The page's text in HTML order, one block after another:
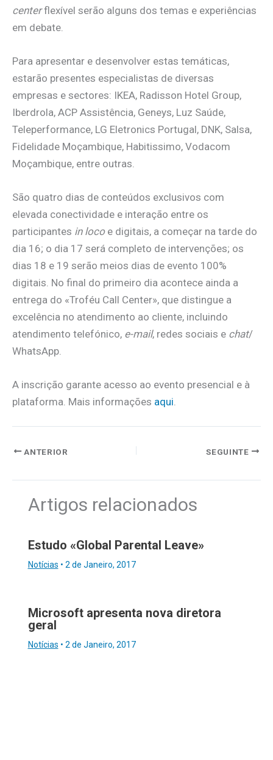
centerflexível serão alguns dos temas e experiências
em debate.
Para apresentar e desenvolver estas temáticas,
estarão presentes especialistas de diversas
empresas e sectores: IKEA, Radisson Hotel Group,
Iberdrola, ACP Assistência, Geneys, Luz Saúde,
Teleperformance, LG Eletronics Portugal, DNK, Salsa,
Fidelidade Moçambique, Habitissimo, Vodacom
Moçambique, entre outras.
São quatro dias de conteúdos exclusivos com
elevada conectividade e interação entre os
participantes in locoe digitais, a começar na tarde do
dia 16; o dia 17 será completo de intervenções; os
dias 18 e 19 serão meios dias de evento 100%
digitais. No final do primeiro dia acontece ainda a
entrega do «Troféu Call Center», que distingue a
excelência no atendimento ao cliente, incluindo
atendimento telefónico, e-mail, redes sociais e chat/
WhatsApp.
A inscrição garante acesso ao evento presencial e à
plataforma. Mais informações aqui.
ANTERIOR SEGUINTE
Artigos relacionados
Estudo «Global Parental Leave»
Notícias • 2 de Janeiro, 2017
Microsoft apresenta nova diretora
geral
Notícias • 2 de Janeiro, 2017